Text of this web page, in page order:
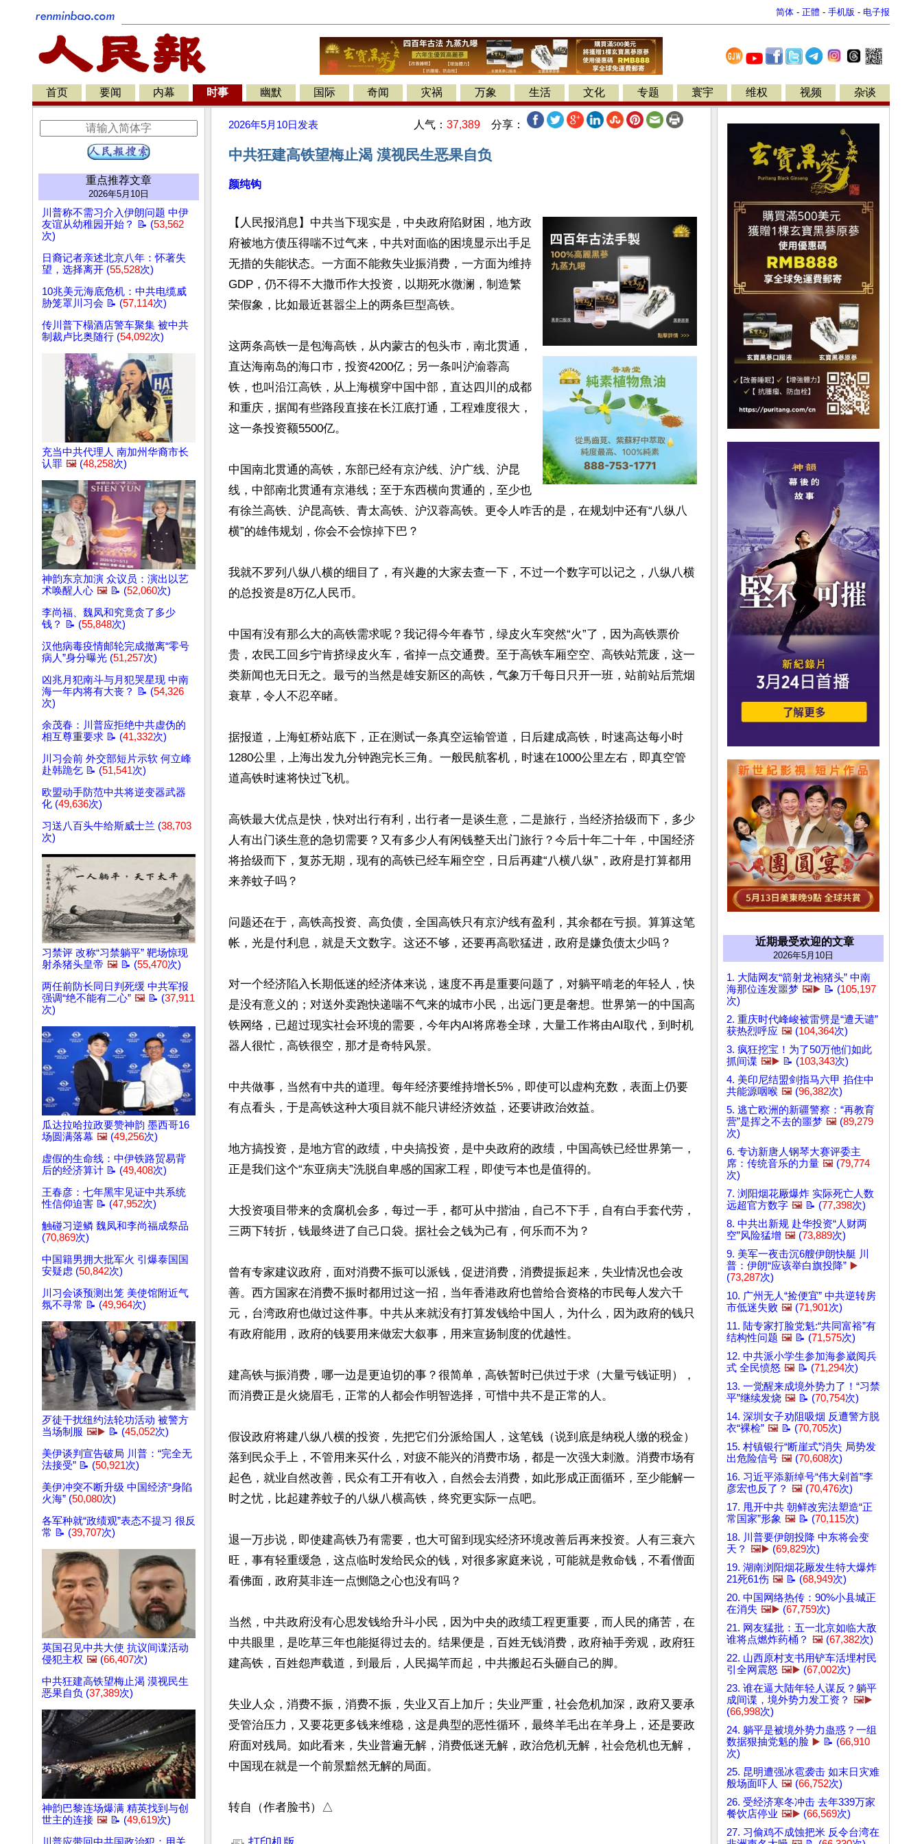
简体 - 正體 - 手机版 - 电子报
首页 要闻 内幕 时事 幽默 国际 奇闻 灾祸 万象 生活 文化 专题 寰宇 维权 视频 杂谈
重点推荐文章
2026年5月10日
川普称不需习介入伊朗问题 中伊
友谊从幼稚园开始？ 📝 (53,562
次)
日裔记者亲述北京八年：怀著失
望，选择离开 (55,528次)
10兆美元海底危机：中共电缆威
胁笼罩川习会 📝 (57,114次)
传川普下榻酒店警车聚集 被中共
制裁卢比奥随行 (54,092次)
充当中共代理人 南加州华裔市长
认罪 🖼️ (48,258次)
神韵东京加演 众议员：演出以艺
术唤醒人心 🖼️ 📝 (52,060次)
李尚福、魏凤和究竟贪了多少
钱？ 📝 (55,848次)
汉他病毒疫情邮轮完成撤离“零号
病人”身分曝光 (51,257次)
凶兆月犯南斗与月犯哭星现 中南
海一年内将有大丧？ 📝 (54,326
次)
余茂春：川普应拒绝中共虚伪的
相互尊重要求 📝 (41,332次)
川习会前 外交部短片示软 何立峰
赴韩跪乞 📝 (51,541次)
欧盟动手防范中共将逆变器武器
化 (49,636次)
习送八百头牛给斯威士兰 (38,703
次)
习禁评 改称“习禁躺平” 靶场惊现
射杀猪头皇帝 🖼️ 📝 (55,470次)
两任前防长同日判死缓 中共军报
强调“绝不能有二心” 🖼️ 📝 (37,911
次)
瓜达拉哈拉政要赞神韵 墨西哥16
场圆满落幕 🖼️ (49,256次)
虚假的生命线：中伊铁路贸易背
后的经济算计 📝 (49,408次)
王春彦：七年黑牢见证中共系统
性信仰迫害 📝 (47,952次)
触碰习逆鳞 魏凤和李尚福成祭品
(70,869次)
中国籍男拥大批军火 引爆泰国国
安疑虑 (50,842次)
川习会谈预测出笼 美使馆附近气
氛不寻常 📝 (49,964次)
歹徒干扰纽约法轮功活动 被警方
当场制服 🖼️▶️ 📝 (45,052次)
美伊谈判宣告破局 川普：“完全无
法接受” 📝 (50,921次)
美伊冲突不断升级 中国经济“身陷
火海” (50,080次)
各军种就“政绩观”表态不提习 很反
常 📝 (39,707次)
英国召见中共大使 抗议间谍活动
侵犯主权 🖼️ (66,407次)
中共狂建高铁望梅止渴 漠视民生
恶果自负 (37,389次)
神韵巴黎连场爆满 精英找到与创
世主的连接 🖼️ 📝 (49,619次)
2026年5月10日 发表 人气： 37,389 分享：
中共狂建高铁望梅止渴 漠视民生恶果自负
颜纯钩
【人民报消息】中共当下现实是，中央政府陷财困，地方政
府被地方债压得喘不过气来，中共对面临的困境显示出手足
无措的失能状态。一方面不能救失业振消费，一方面为维持
GDP，仍不得不大撒币作大投资，以期死水微澜，制造繁
荣假象，比如最近甚嚣尘上的两条巨型高铁。
这两条高铁一是包海高铁，从内蒙古的包头巿，南北贯通，
直达海南岛的海口巿，投资4200亿；另一条叫沪渝蓉高
铁，也叫沿江高铁，从上海横穿中国中部，直达四川的成都
和重庆，据闻有些路段直接在长江底打通，工程难度很大，
这一条投资额5500亿。
中国南北贯通的高铁，东部已经有京沪线、沪广线、沪昆
线，中部南北贯通有京港线；至于东西横向贯通的，至少也
有徐兰高铁、沪昆高铁、青太高铁、沪汉蓉高铁。更令人咋舌的是，在规划中还有“八纵八
横”的雄伟规划，你会不会惊掉下巴？
我就不罗列八纵八横的细目了，有兴趣的大家去查一下，不过一个数字可以记之，八纵八横
的总投资是8万亿人民币。
中国有没有那么大的高铁需求呢？我记得今年春节，绿皮火车突然“火”了，因为高铁票价
贵，农民工回乡宁肯挤绿皮火车，省掉一点交通费。至于高铁车厢空空、高铁站荒废，这一
类新闻也无日无之。最亏的当然是雄安新区的高铁，气象万千每日只开一班，站前站后荒烟
衰草，令人不忍卒睹。
据报道，上海虹桥站底下，正在测试一条真空运输管道，日后建成高铁，时速高达每小时
1280公里，上海出发九分钟跑完长三角。一般民航客机，时速在1000公里左右，即真空管
道高铁时速将快过飞机。
高铁最大优点是快，快对出行有利，出行者一是谈生意，二是旅行，当经济拾级而下，多少
人有出门谈生意的急切需要？又有多少人有闲钱整天出门旅行？今后十年二十年，中国经济
将拾级而下，复苏无期，现有的高铁已经车厢空空，日后再建“八横八纵”，政府是打算都用
来养蚊子吗？
问题还在于，高铁高投资、高负债，全国高铁只有京沪线有盈利，其余都在亏损。算算这笔
帐，光是付利息，就是天文数字。这还不够，还要再高歌猛进，政府是嫌负债太少吗？
对一个经济陷入长期低迷的经济体来说，速度不再是重要问题了，对躺平啃老的年轻人，快
是没有意义的；对送外卖跑快递喘不气来的城巿小民，出远门更是奢想。世界第一的中国高
铁网络，已超过现实社会环境的需要，今年内AI将席卷全球，大量工作将由AI取代，到时机
器人很忙，高铁很空，那才是奇特风景。
中共做事，当然有中共的道理。每年经济要维持增长5%，即使可以虚构充数，表面上仍要
有点看头，于是高铁这种大项目就不能只讲经济效益，还要讲政治效益。
地方搞投资，是地方官的政绩，中央搞投资，是中央政府的政绩，中国高铁已经世界第一，
正是我们这个“东亚病夫”洗脱自卑感的国家工程，即使亏本也是值得的。
大投资项目带来的贪腐机会多，每过一手，都可从中揩油，自己不下手，自有白手套代劳，
三两下转折，钱最终进了自己口袋。据社会之钱为己有，何乐而不为？
曾有专家建议政府，面对消费不振可以派钱，促进消费，消费提振起来，失业情况也会改
善。西方国家在消费不振时都用过这一招，当年香港政府也曾给合资格的巿民每人发六千
元，台湾政府也做过这件事。中共从来就没有打算发钱给中国人，为什么，因为政府的钱只
有政府能用，政府的钱要用来做宏大叙事，用来宣扬制度的优越性。
建高铁与振消费，哪一边是更迫切的事？很简单，高铁暂时已供过于求（大量亏钱证明），
而消费正是火烧眉毛，正常的人都会作明智选择，可惜中共不是正常的人。
假设政府将建八纵八横的投资，先把它们分派给国人，这笔钱（说到底是纳税人缴的税金）
落到民众手上，不管用来买什么，对疲不能兴的消费巿场，都是一次强大刺激。消费巿场有
起色，就业自然改善，民众有工开有收入，自然会去消费，如此形成正面循环，至少能解一
时之忧，比起建养蚊子的八纵八横高铁，终究更实际一点吧。
退一万步说，即使建高铁乃有需要，也大可留到现实经济环境改善后再来投资。人有三衰六
旺，事有轻重缓急，这点临时发给民众的钱，对很多家庭来说，可能就是救命钱，不看僧面
看佛面，政府莫非连一点恻隐之心也没有吗？
当然，中共政府没有心思发钱给升斗小民，因为中央的政绩工程更重要，而人民的痛苦，在
中共眼里，是吃草三年也能挺得过去的。结果便是，百姓无钱消费，政府袖手旁观，政府狂
建高铁，百姓怨声载道，到最后，人民揭竿而起，中共搬起石头砸自己的脚。
失业人众，消费不振，消费不振，失业又百上加斤；失业严重，社会危机加深，政府又要承
受管治压力，又要花更多钱来维稳，这是典型的恶性循环，最终羊毛出在羊身上，还是要政
府面对残局。如此看来，失业普遍无解，消费低迷无解，政治危机无解，社会危机也无解，
中国现在就是一个前景黯然无解的局面。
转自（作者脸书）△
近期最受欢迎的文章
2026年5月10日
1. 大陆网友“箭射龙袍猪头” 中南
海那位连发噩梦 🖼️▶️ 📝 (105,197
次)
2. 重庆时代峰峻被雷劈是“遭天谴”
获热烈呼应 🖼️ (104,364次)
3. 疯狂挖宝！为了50万他们如此
抓间谍 🖼️▶️ 📝 (103,343次)
4. 美印尼结盟剑指马六甲 掐住中
共能源咽喉 🖼️ (96,382次)
5. 逃亡欧洲的新疆警察：“再教育
营”是挥之不去的噩梦 🖼️ (89,279
次)
6. 专访新唐人钢琴大赛评委主
席：传统音乐的力量 🖼️ (79,774
次)
7. 浏阳烟花厰爆炸 实际死亡人数
远超官方数字 🖼️ 📝 (77,398次)
8. 中共出新规 赴华投资“人财两
空”风险猛增 🖼️ (73,889次)
9. 美军一夜击沉6艘伊朗快艇 川
普：伊朗“应该举白旗投降” ▶️
(73,287次)
10. 广州无人“捡便宜” 中共逆转房
市低迷失败 🖼️ (71,901次)
11. 陆专家打脸党魁:“共同富裕”有
结构性问题 🖼️ 📝 (71,575次)
12. 中共派小学生参加海参崴阅兵
式 全民愤怒 🖼️ 📝 (71,294次)
13. 一觉醒来成境外势力了！“习禁
平”继续发烧 🖼️ 📝 (70,754次)
14. 深圳女子劝阻吸烟 反遭警方脱
衣“裸检” 🖼️ 📝 (70,705次)
15. 村镇银行“断崖式”消失 局势发
出危险信号 🖼️ (70,608次)
16. 习近平添新绰号“伟大剁首”李
彦宏也反了？ 🖼️ (70,476次)
17. 甩开中共 朝鲜改宪法塑造“正
常国家”形象 🖼️ 📝 (70,115次)
18. 川普要伊朗投降 中东将会变
天？ 🖼️▶️ (69,829次)
19. 湖南浏阳烟花厰发生特大爆炸
21死61伤 🖼️ 📝 (68,949次)
20. 中国网络热传：90%小县城正
在消失 🖼️▶️ (67,759次)
21. 网友猛批：五一北京如临大敌
谁将点燃炸药桶？ 🖼️ (67,382次)
22. 山西原村支书用铲车活埋村民
引全网震怒 🖼️▶️ (67,002次)
23. 谁在逼大陆年轻人谋反？躺平
成间谍，境外势力发工资？ 🖼️▶️
(66,998次)
24. 躺平是被境外势力蛊惑？一组
数据狠抽党魁的脸 ▶️ 📝 (66,910
次)
25. 昆明遭强冰雹袭击 如末日灾难
般场面吓人 🖼️ (66,752次)
26. 受经济寒冬冲击 去年339万家
餐饮店停业 🖼️▶️ (66,569次)
27. 习偷鸡不成蚀把米 反令台湾在